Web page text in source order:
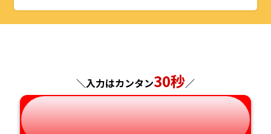
山形県
千葉県
神奈川県
福井県
長野県
岐阜県
京都府
兵庫県
奈良県
島根県
広島県
山口県
福岡県
長崎県
熊本県
＼入力はカンタン30秒／